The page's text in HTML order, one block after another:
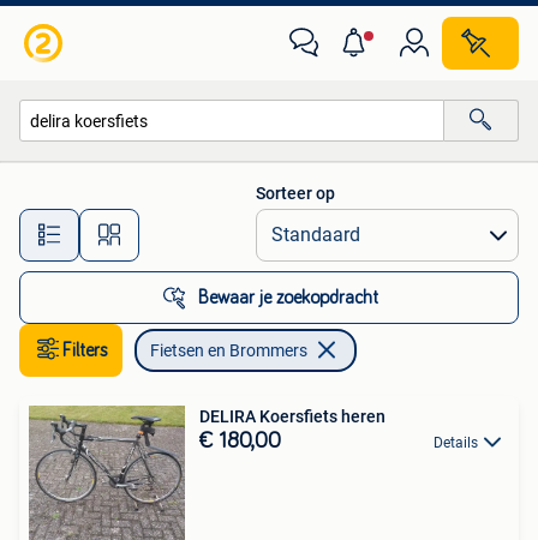
Alle afstanden…
Sorteer op
Bewaar je zoekopdracht
Filters Fietsen en Brommers
DELIRA Koersfiets heren
€ 180,00 Details